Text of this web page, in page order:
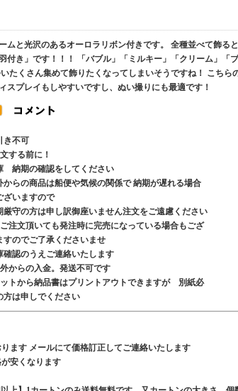
ムと光沢のあるオーロラリボン付きです。 全種並べて飾ると
付き」です！！！ 「バブル」「ミルキー」「クリーム」「ブ
たくさん集めて飾りたくなってしまいそうですね！ こちら
プレイもしやすいですし、ぬい撮りにも最適です！
き不可
する前に！
納期の確認をしてください
からの商品は船便や気候の関係で 納期が遅れる場合
ざいますので
厳守の方は申し訳御座いません注文をご遠慮ください
注文頂いても発注時に完売になっている場合もござ
すのでご了承くださいませ
確認のうえご連絡いたします
からの入金。発送不可です
トから納品書はプリントアウトできますが 別紙必
方は申しでください
ます メールにて価格訂正してご連絡いたします
安くなります